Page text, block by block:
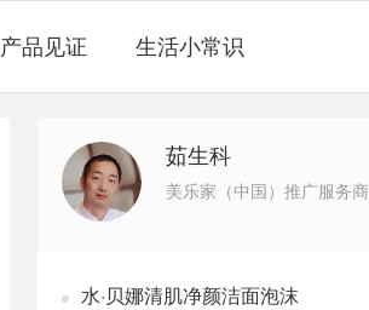
产品见证 生活小常识
茹生科
美乐家（中国）推广服务商
水·贝娜清肌净颜洁面泡沫